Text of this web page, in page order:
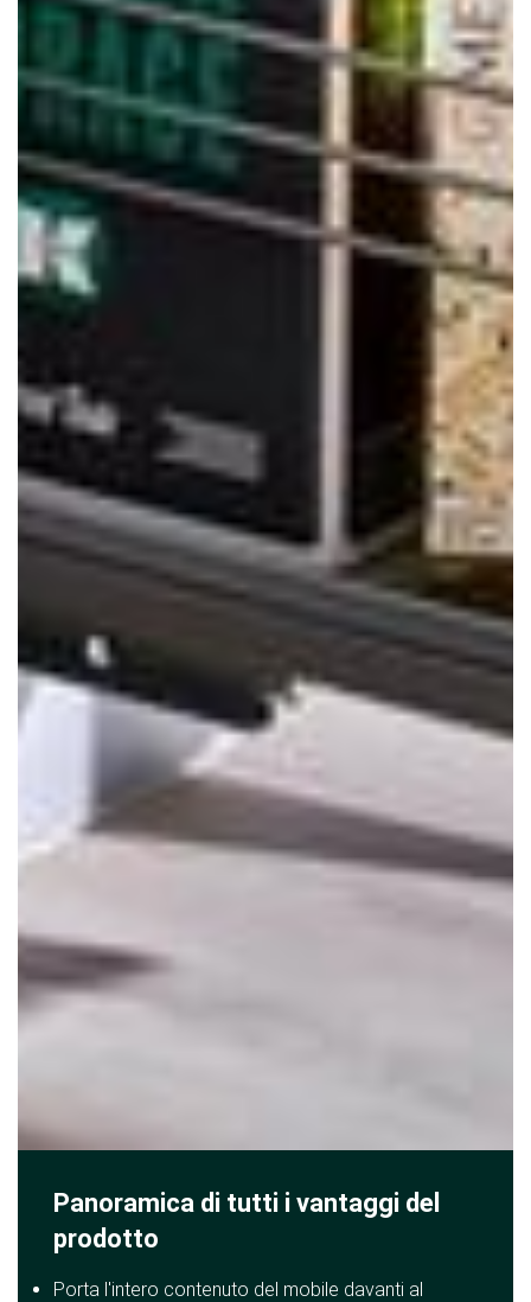
Panoramica di tutti i vantaggi del
prodotto
Porta l'intero contenuto del mobile davanti al